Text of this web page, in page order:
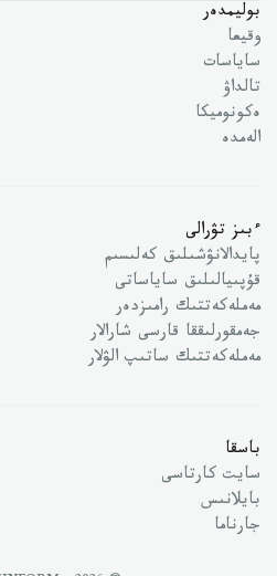
بوليمدەر
وقيعا
ساياسات
تالداۋ
ەكونوميكا
الەمدە
ءبىز تۋرالى
پايدالانۋشىلىق كەلىسىم
قۇپىيالىلىق ساياساتى
مەملەكەتتىك رامىزدەر
جەمقورلىققا قارسى شارالار
مەملەكەتتىك ساتىپ الۋلار
باسقا
سايت كارتاسى
بايلانىس
جارناما